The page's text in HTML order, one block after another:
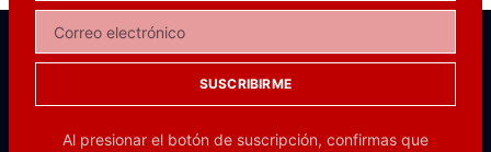
SUSCRIBIRME
Al presionar el botón de suscripción, confirmas que